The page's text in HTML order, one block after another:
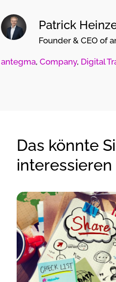
Patrick
Founder & CEO of
antegma, Company, Digital
Das könnte
interessieren